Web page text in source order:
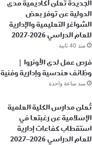
الجديدة تعلن أكاديمية مدى
الدولية عن توفر بعض
الشواغر التعليمية والإدارية
للعام الدراسي 2026-2027
منذ 40 ثانية
فرص عمل لدى الأونروا |
وظائف هندسية وإدارية وفنية
منذ ساعة واحدة
تُعلن مدارس الكلية العلمية
الإسلامية عن رغبتها في
استقطاب كفاءات إدارية
للعام الدراسي 2026–2027